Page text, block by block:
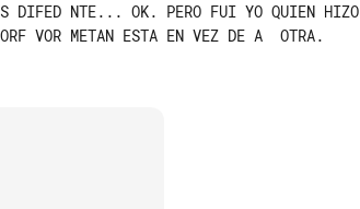
DIFED NTE... OK. PERO FUI YO QUIEN HIZO
VOR METAN ESTA EN VEZ DE A  OTRA.